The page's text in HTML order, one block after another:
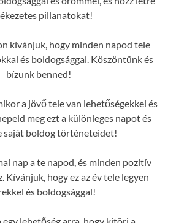
pillanatokat!
kívánjuk, hogy minden napod tele
és boldogsággal. Köszöntünk és
bízunk benned!
a jövő tele van lehetőségekkel és
meg ezt a különleges napot és
saját boldog történeteidet!
nap a te napod, és minden pozitív
Kívánjuk, hogy ez az év tele legyen
és boldogsággal!
egy lehetőség arra, hogy kitörj a